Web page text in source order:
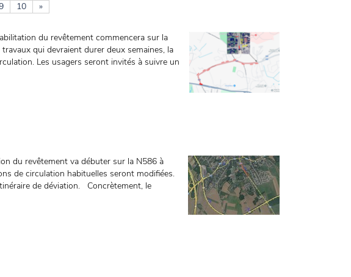
10 »
du revêtement commencera sur la
qui devraient durer deux semaines, la
Les usagers seront invités à suivre un
du revêtement va débuter sur la N586 à
de circulation habituelles seront modifiées.
de déviation. Concrètement, le